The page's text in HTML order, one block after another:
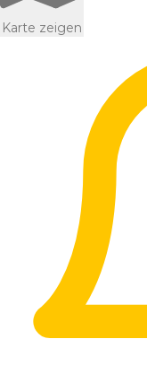
Karte zeigen